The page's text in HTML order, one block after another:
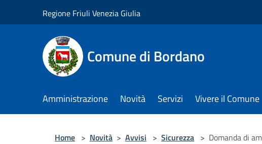
Regione Friuli Venezia Giulia
Comune di Bordano
Amministrazione Novità Servizi Vivere il Comune
Home > Novità > Avvisi > Sicurezza > Domanda di